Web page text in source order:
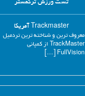
تست ورزش ترکمستر
Trackmaster آمریکا
معروف ترین و شناخته ترین تردمیل
TrackMaster از کمپانی
FullVision […]